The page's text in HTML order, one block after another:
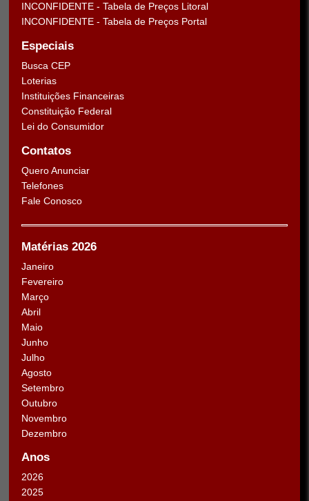
INCONFIDENTE - Tabela de Preços Litoral
INCONFIDENTE - Tabela de Preços Portal
Especiais
Busca CEP
Loterias
Instituições Financeiras
Constituição Federal
Lei do Consumidor
Contatos
Quero Anunciar
Telefones
Fale Conosco
Matérias 2026
Janeiro
Fevereiro
Março
Abril
Maio
Junho
Julho
Agosto
Setembro
Outubro
Novembro
Dezembro
Anos
2026
2025